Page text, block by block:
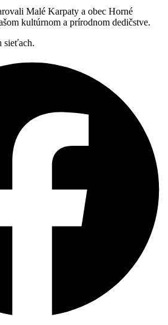
Malé Karpaty a obec Horné
kultúrnom a prírodnom dedičstve.
sieťach.